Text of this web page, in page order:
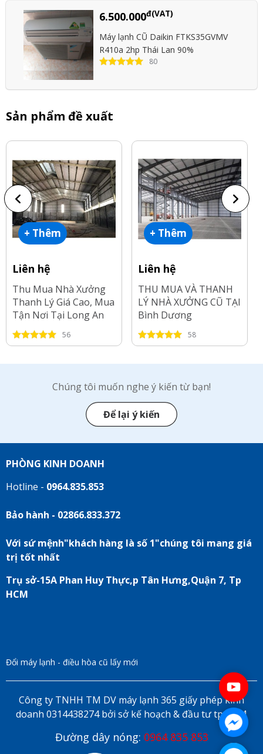
6.500.000đ(VAT)
Máy lạnh CŨ Daikin FTKS35GVMV
R410a 2hp Thái Lan 90%
80
Sản phẩm đề xuất
+ Thêm
Liên hệ
Thu Mua Nhà Xưởng
Thanh Lý Giá Cao, Mua
Tận Nơi Tại Long An
56
+ Thêm
Liên hệ
THU MUA VÀ THANH
LÝ NHÀ XƯỞNG CŨ TẠI
Bình Dương
58
Chúng tôi muốn nghe ý kiến từ bạn!
Để lại ý kiến
PHÒNG KINH DOANH
Hotline - 0964.835.853
Bảo hành - 02866.833.372
Với sứ mệnh"khách hàng là số 1"chúng tôi mang giá
trị tốt nhất
Trụ sở-15A Phan Huy Thực,p Tân Hưng,Quận 7, Tp
HCM
Đổi máy lạnh - điều hòa cũ lấy mới
Công ty TNHH TM DV máy lạnh 365 giấy phép kinh
doanh 0314438274 bởi sở kế hoạch & đầu tư tp HCM
Đường dây nóng: 0964 835 853